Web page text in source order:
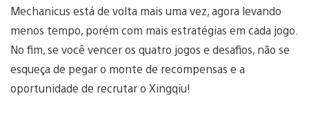
Mechanicus está de volta mais uma vez, agora levando
menos tempo, porém com mais estratégias em cada jogo.
No fim, se você vencer os quatro jogos e desafios, não se
esqueça de pegar o monte de recompensas e a
oportunidade de recrutar o Xingqiu!